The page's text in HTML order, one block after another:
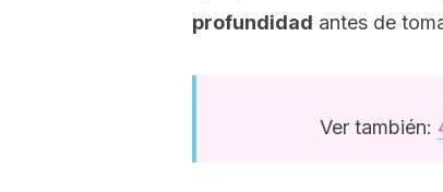
profundidad antes de
Ver también: